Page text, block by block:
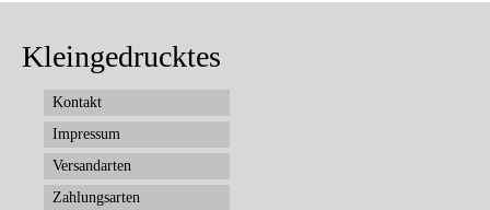
Kleingedrucktes
Kontakt
Impressum
Versandarten
Zahlungsarten